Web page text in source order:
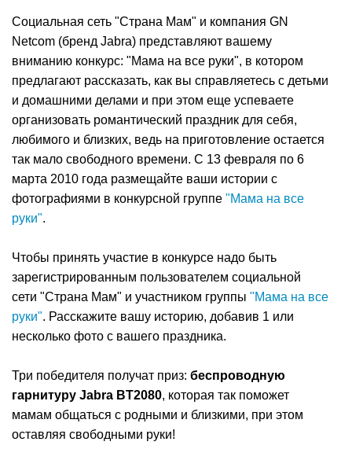
Социальная сеть "Страна Мам" и компания GN
Netcom (бренд Jabra) представляют вашему
вниманию конкурс: "Мама на все руки", в котором
предлагают рассказать, как вы справляетесь с детьми
и домашними делами и при этом еще успеваете
организовать романтический праздник для себя,
любимого и близких, ведь на приготовление остается
так мало свободного времени. С 13 февраля по 6
марта 2010 года размещайте ваши истории с
фотографиями в конкурсной группе "Мама на все
руки".
Чтобы принять участие в конкурсе надо быть
зарегистрированным пользователем социальной
сети "Страна Мам" и участником группы "Мама на все
руки". Расскажите вашу историю, добавив 1 или
несколько фото с вашего праздника.
Три победителя получат приз: беспроводную
гарнитуру Jabra BT2080, которая так поможет
мамам общаться с родными и близкими, при этом
оставляя свободными руки!